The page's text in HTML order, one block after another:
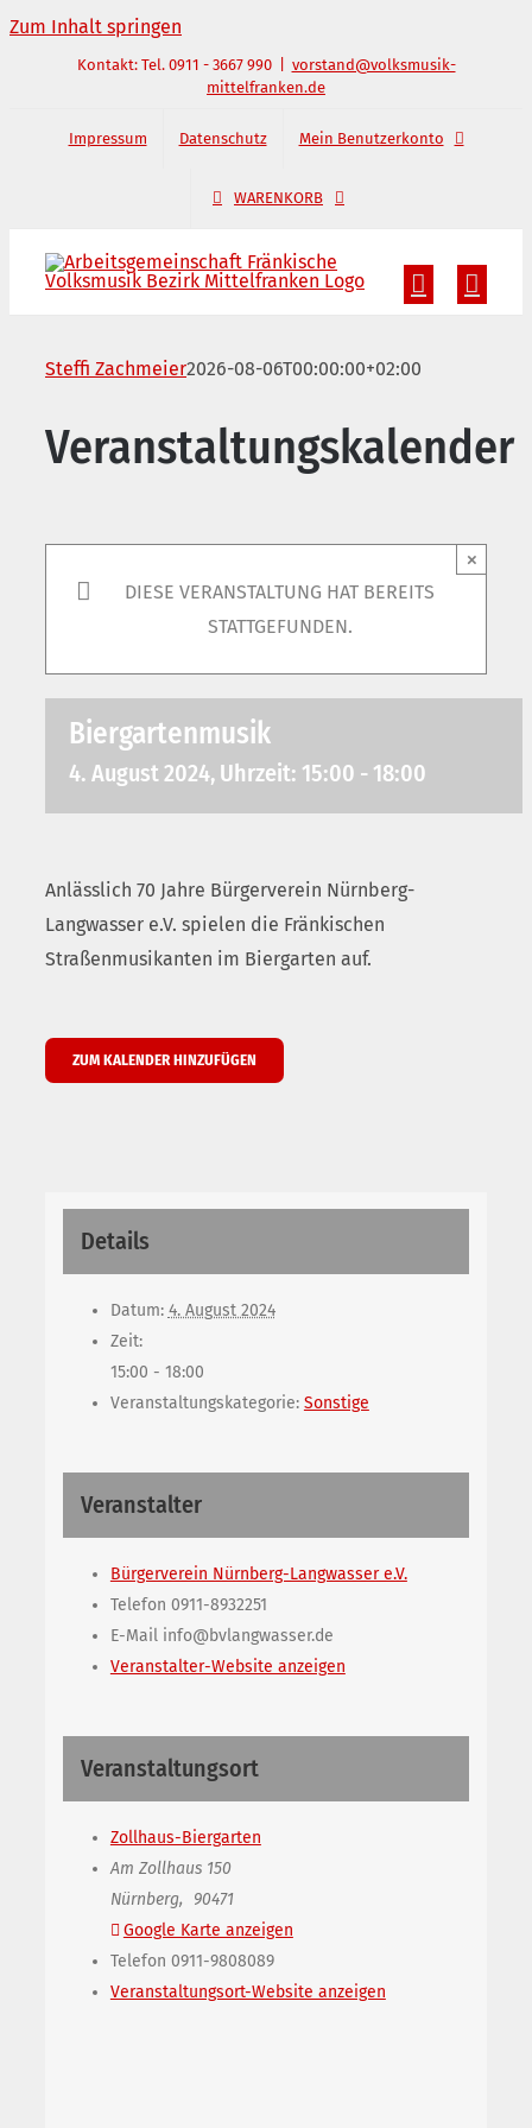
Zum Inhalt springen
Kontakt: Tel. 0911 - 3667 990
vorstand@volksmusik-
mittelfranken.de
Impressum Datenschutz Mein Benutzerkonto
WARENKORB
Steffi Zachmeier2026-08-06T00:00:00+02:00
Veranstaltungskalender
DIESE VERANSTALTUNG HAT BEREITS
STATTGEFUNDEN.
×
Biergartenmusik
4. August 2024, Uhrzeit: 15:00 - 18:00
Anlässlich 70 Jahre Bürgerverein Nürnberg-
Langwasser e.V. spielen die Fränkischen
Straßenmusikanten im Biergarten auf.
ZUM KALENDER HINZUFÜGEN
Details
Datum: 4. August 2024
Zeit:
15:00 - 18:00
Veranstaltungskategorie: Sonstige
Veranstalter
Bürgerverein Nürnberg-Langwasser e.V.
Telefon 0911-8932251
E-Mail info@bvlangwasser.de
Veranstalter-Website anzeigen
Veranstaltungsort
Zollhaus-Biergarten
Am Zollhaus 150
Nürnberg, 90471
Google Karte anzeigen
Telefon 0911-9808089
Veranstaltungsort-Website anzeigen